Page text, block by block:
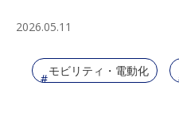
2026.05.11
モビリティ・電動化